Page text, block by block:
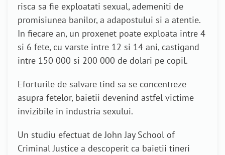
risca sa fie exploatati sexual, ademeniti de
promisiunea banilor, a adapostului si a atentie.
In fiecare an, un proxenet poate exploata intre 4
si 6 fete, cu varste intre 12 si 14 ani, castigand
intre 150 000 si 200 000 de dolari pe copil.
Eforturile de salvare tind sa se concentreze
asupra fetelor, baietii devenind astfel victime
invizibile in industria sexului.
Un studiu efectuat de John Jay School of
Criminal Justice a descoperit ca baietii tineri